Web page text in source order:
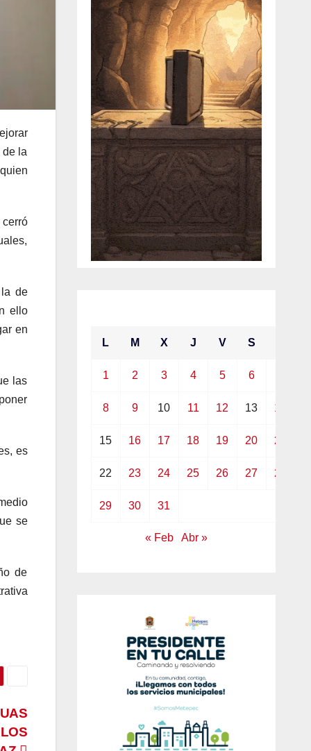
la
de
ello
en
las
es
se
de
L M X J V S
1 2 3 4 5 6
8 9 10 11 12 13 14
15 16 17 18 19 20 21
22 23 24 25 26 27 28
29 30 31
« Feb Abr »